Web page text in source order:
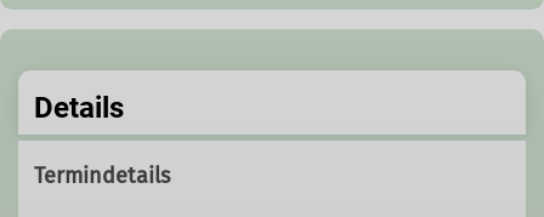
Details
Termindetails